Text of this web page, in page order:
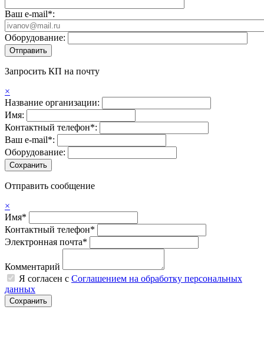
Ваш e-mail*:
Оборудование:
Запросить КП на почту
×
Название организации:
Имя:
Контактный телефон*:
Ваш e-mail*:
Оборудование:
Отправить сообщение
×
Имя*
Контактный телефон*
Электронная почта*
Комментарий
Я согласен с Соглашением на обработку персональных
данных